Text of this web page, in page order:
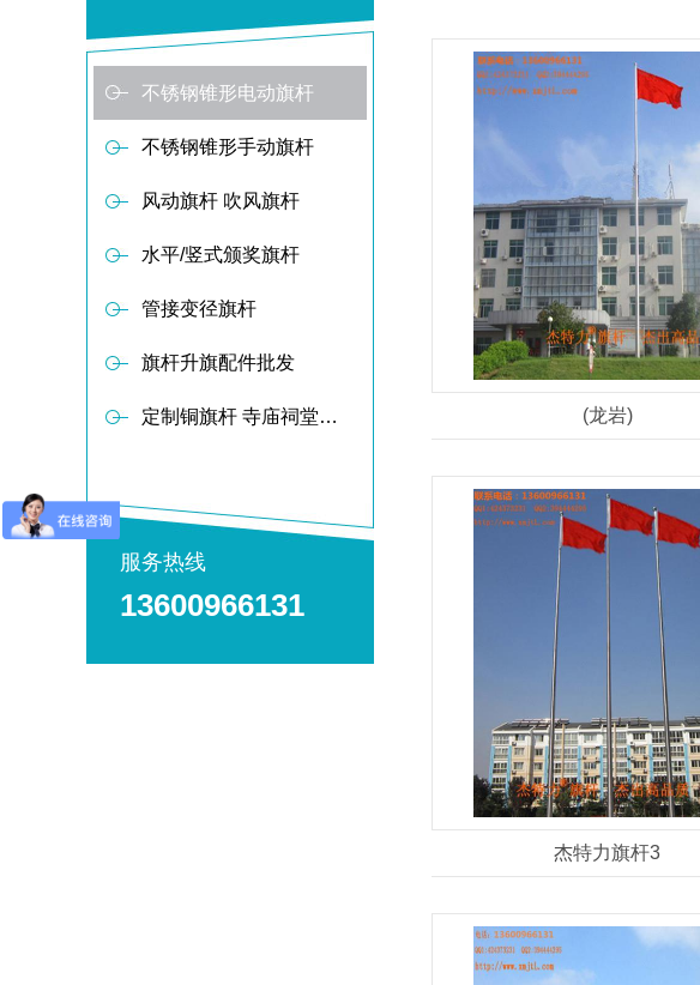
不锈钢锥形电动旗杆
不锈钢锥形手动旗杆
风动旗杆 吹风旗杆
水平/竖式颁奖旗杆
管接变径旗杆
旗杆升旗配件批发
定制铜旗杆 寺庙祠堂旗杆
服务热线
13600966131
(龙岩)
杰特力旗杆3